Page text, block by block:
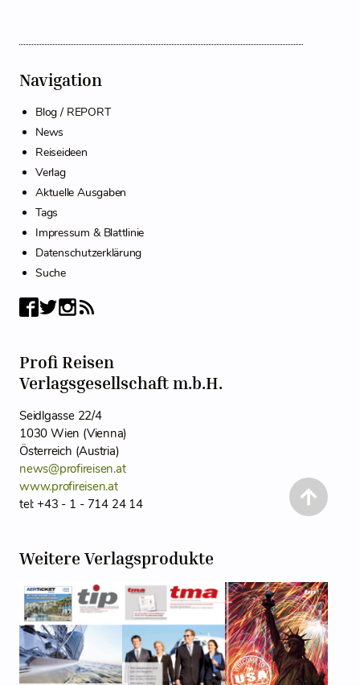
Navigation
Blog / REPORT
News
Reiseideen
Verlag
Aktuelle Ausgaben
Tags
Impressum & Blattlinie
Datenschutzerklärung
Suche
Profi Reisen
Verlagsgesellschaft m.b.H.
Seidlgasse 22/4
1030 Wien (Vienna)
Österreich (Austria)
news@profireisen.at
www.profireisen.at
tel: +43 - 1 - 714 24 14
Weitere Verlagsprodukte